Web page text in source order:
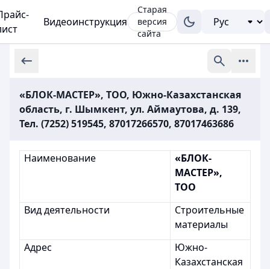
Видеоинструкция
Старая
версия
сайта
«БЛОК-МАСТЕР», ТОО, Южно-Казахстанская
область, г. Шымкент, ул. Аймаутова, д. 139,
Тел. (7252) 519545, 87017266570, 87017463686
Наименование
«БЛОК-
МАСТЕР»,
ТОО
Вид деятельности
Строительные
материалы
Адрес
Южно-
Казахстанская